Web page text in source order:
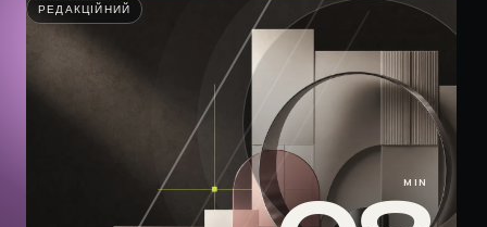
РЕДАКЦІЙНИЙ
MIN